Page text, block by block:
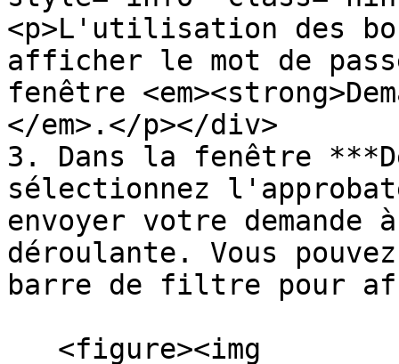
<p>L'utilisation des
afficher le mot de
fenêtre
</em>.</p></div>
3. Dans la fenêtre
sélectionnez
envoyer votre
déroulante. Vous
barre de filtre pour